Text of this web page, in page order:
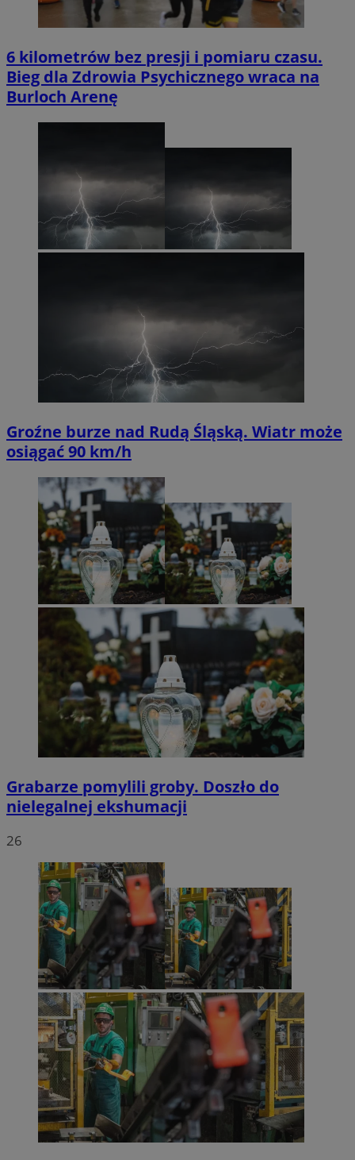
6 kilometrów bez presji i pomiaru czasu.
Bieg dla Zdrowia Psychicznego wraca na
Burloch Arenę
Groźne burze nad Rudą Śląską. Wiatr może
osiągać 90 km/h
Grabarze pomylili groby. Doszło do
nielegalnej ekshumacji
26